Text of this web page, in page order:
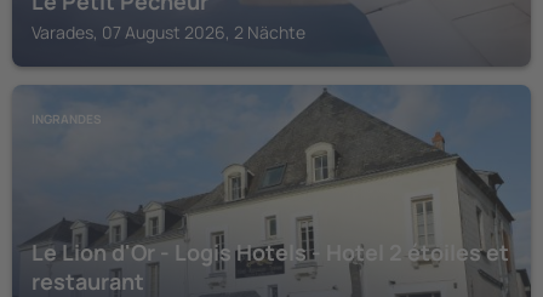
Varades, 07 August 2026, 2 Nächte
INGRANDES
Le Lion d'Or - Logis Hotels - Hotel 2 étoiles et
restaurant